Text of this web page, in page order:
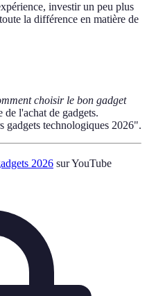
investir un peu plus
la différence en matière de
choisir le bon gadget
de l'achat de gadgets.
gadgets technologiques 2026".
2026 sur YouTube